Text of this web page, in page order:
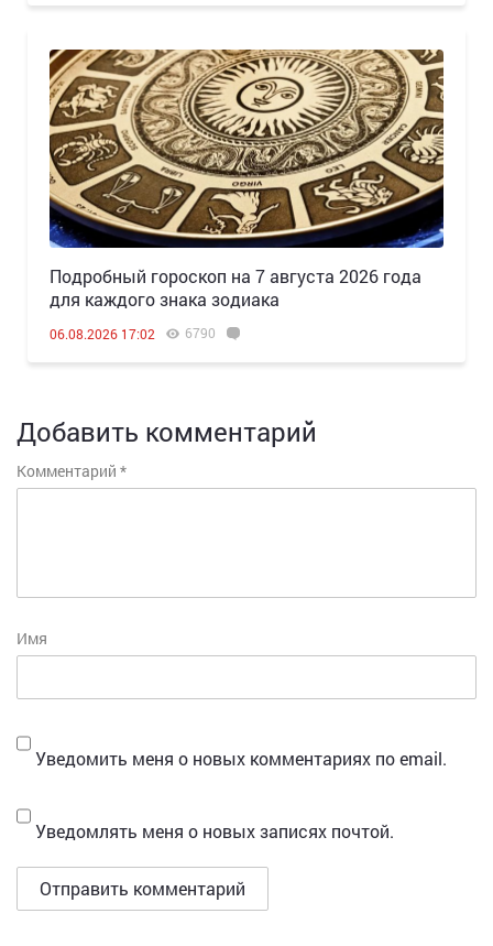
Подробный гороскоп на 7 августа 2026 года
для каждого знака зодиака
06.08.2026 17:02 6790
Добавить комментарий
Комментарий *
Имя
Уведомить меня о новых комментариях по email.
Уведомлять меня о новых записях почтой.